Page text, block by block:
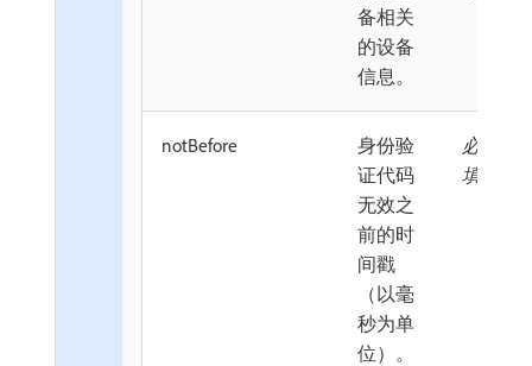
备相关
的设备
信息。
notBefore
身份验
证代码
无效之
前的时
间戳
（以毫
秒为单
位）。
必
填